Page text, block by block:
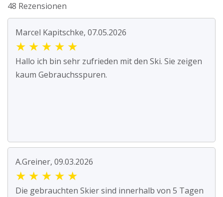
48 Rezensionen
Marcel Kapitschke, 07.05.2026
★ ★ ★ ★ ★
Hallo ich bin sehr zufrieden mit den Ski. Sie zeigen
kaum Gebrauchsspuren.
A.Greiner, 09.03.2026
★ ★ ★ ★ ★
Die gebrauchten Skier sind innerhalb von 5 Tagen